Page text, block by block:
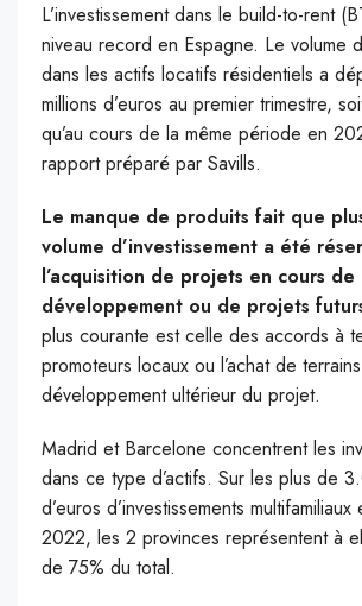
L’investissement dans le build-to-rent
niveau record en Espagne. Le volume
dans les actifs locatifs résidentiels a
millions d’euros au premier trimestre,
qu’au cours de la même période en
rapport préparé par Savills.
Le manque de produits fait que
volume d’investissement a été
l’acquisition de projets en cours de
développement ou de projets
plus courante est celle des accords à
promoteurs locaux ou l’achat de
développement ultérieur du projet.
Madrid et Barcelone concentrent les
dans ce type d’actifs. Sur les plus de
d’euros d’investissements
2022, les 2 provinces représentent à
de 75% du total.